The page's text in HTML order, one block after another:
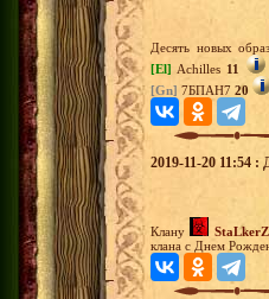
Десять новых
[El] Achilles 11
[Gn] 7БПАН7 20
2019-11-20 11:54
Клану StaLkerZ
клана с Днем